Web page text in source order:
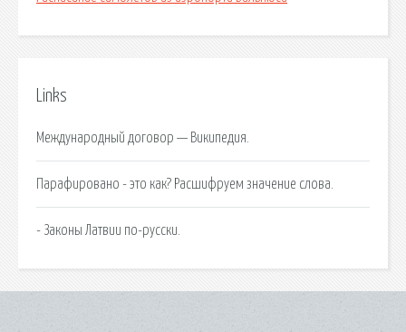
Links
Международный договор — Википедия.
Парафировано - это как? Расшифруем значение слова.
- Законы Латвии по-русски.